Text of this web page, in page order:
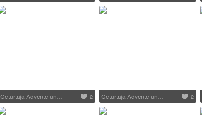
Ceturtajā Adventē un… 2 Ceturtajā Adventē un… 2